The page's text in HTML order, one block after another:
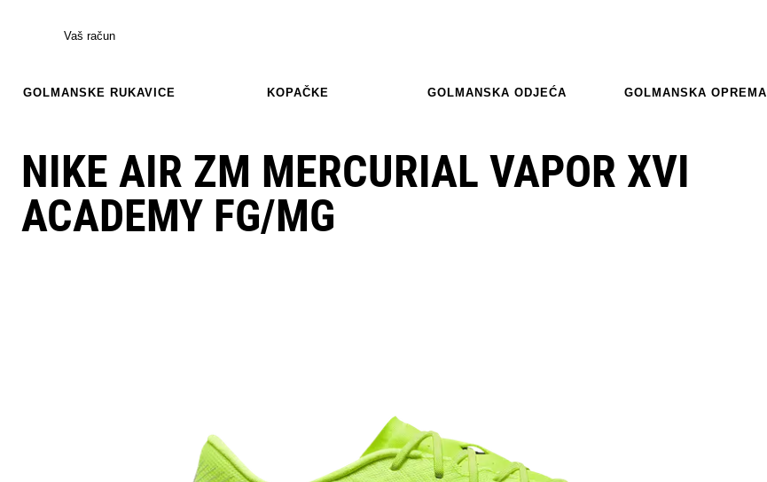
Vaš račun
GOLMANSKE RUKAVICE KOPAČKE GOLMANSKA ODJEĆA GOLMANSKA OPREMA
NIKE AIR ZM MERCURIAL VAPOR XVI
ACADEMY FG/MG